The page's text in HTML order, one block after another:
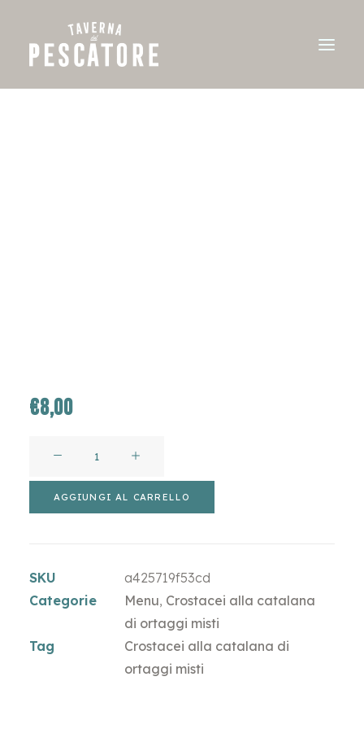
€8,00
all'ettogrammo
quantità
AGGIUNGI AL CARRELLO
SKU
a425719f53cd
Categorie
Menu, Crostacei alla catalana
di ortaggi misti
Tag
Crostacei alla catalana di
ortaggi misti